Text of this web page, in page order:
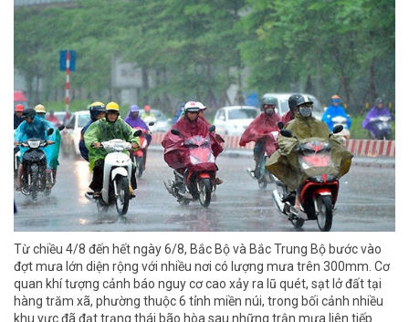
Từ chiều 4/8 đến hết ngày 6/8, Bắc Bộ và Bắc Trung Bộ bước vào
đợt mưa lớn diện rộng với nhiều nơi có lượng mưa trên 300mm. Cơ
quan khí tượng cảnh báo nguy cơ cao xảy ra lũ quét, sạt lở đất tại
hàng trăm xã, phường thuộc 6 tỉnh miền núi, trong bối cảnh nhiều
khu vực đã đạt trạng thái bão hòa sau những trận mưa liên tiếp.